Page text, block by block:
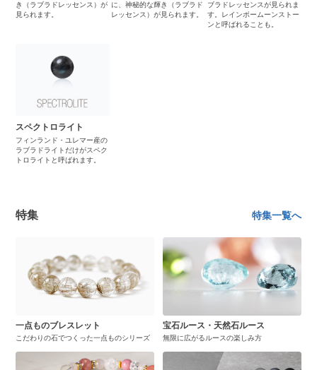
き（ラブラドレッセンス）が
見られます。
に、神秘的な輝き（ラブラド
レッセンス）が見られます。
ブラドレッセンスが見られま
す。レインボームーンストー
ンと呼ばれることも。
スペクトロライト
フィンランド・ユレマー産の
ラブラドライトだけがスペク
トロライトと呼ばれます。
特集 特集一覧へ
一点ものブレスレット
こだわりの石でつくった一点ものシリーズ
宝石ルース・天然石ルース
無限に広がるルースの楽しみ方